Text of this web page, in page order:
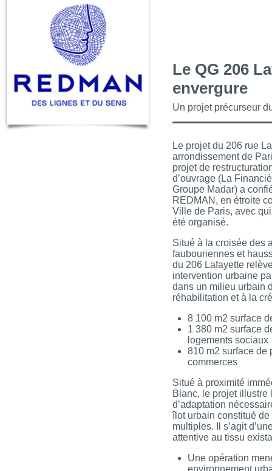
Le QG 206
envergure
Un projet précurseur
Le projet du 206 rue
arrondissement de
projet de
d’ouvrage (La
Groupe Madar) a
REDMAN, en étroite
Ville de Paris, avec
été organisé.
Situé à la croisée des
faubouriennes et
du 206 Lafayette
intervention urbaine
dans un milieu urbain
réhabilitation et à la
8 100 m2 surface
1 380 m2 surface
logements sociaux
810 m2 surface de
commerces
Situé à proximité
Blanc, le projet illustre
d’adaptation
îlot urbain constitué
multiples. Il s’agit
attentive au tissu
Une opération
environnement